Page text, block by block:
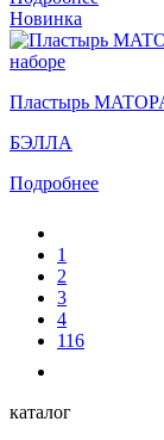
Новинка
Пластырь
БЭЛЛА
Подробнее
1
2
3
4
116
каталог